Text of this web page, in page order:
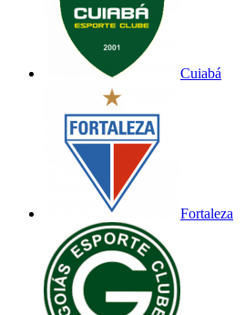
Cuiabá
Fortaleza